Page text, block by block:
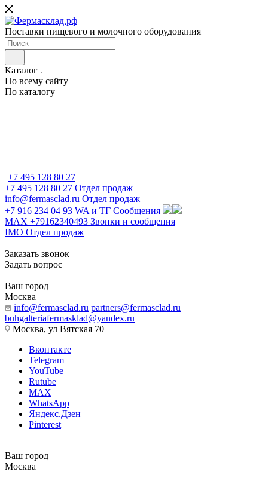
Поставки пищевого и молочного оборудования
Каталог
По всему сайту
По каталогу
+7 495 128 80 27
+7 495 128 80 27 Отдел продаж
info@fermasclad.ru Отдел продаж
+7 916 234 04 93 WA и ТГ Сообщения
MAX +79162340493 Звонки и сообщения
IMO Отдел продаж
Заказать звонок
Задать вопрос
Ваш город
Москва
info@fermasclad.ru partners@fermasclad.ru
buhgalteriafermasklad@yandex.ru
Москва, ул Вятская 70
Вконтакте
Telegram
YouTube
Rutube
MAX
WhatsApp
Яндекс.Дзен
Pinterest
Ваш город
Москва